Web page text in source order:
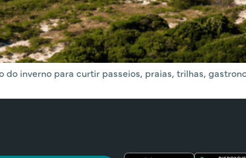
inverno para curtir passeios, praias, trilhas,